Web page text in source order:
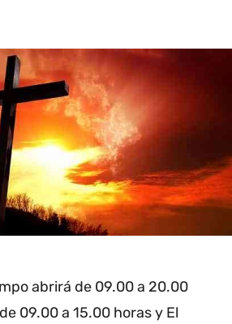
abrirá de 09.00 a 20.00
09.00 a 15.00 horas y El